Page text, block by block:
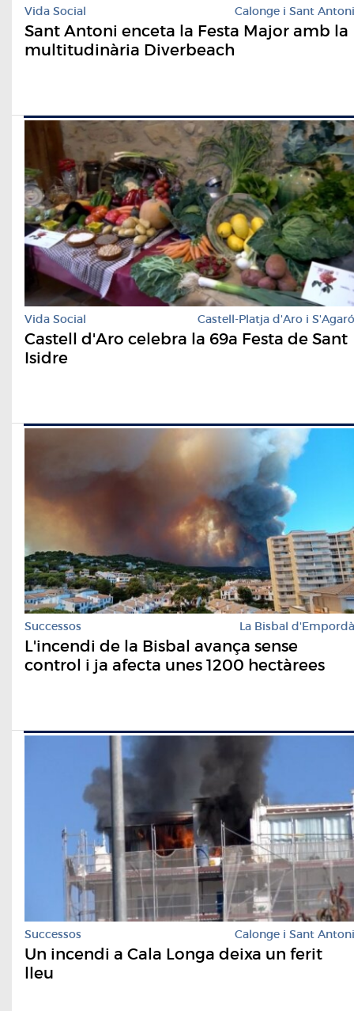
Vida Social Calonge i Sant Antoni
Sant Antoni enceta la Festa Major amb la
multitudinària Diverbeach
Vida Social Castell-Platja d'Aro i S'Agaró
Castell d'Aro celebra la 69a Festa de Sant
Isidre
Successos La Bisbal d'Empordà
L'incendi de la Bisbal avança sense
control i ja afecta unes 1200 hectàrees
Successos Calonge i Sant Antoni
Un incendi a Cala Longa deixa un ferit
lleu